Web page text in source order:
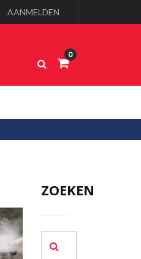
AANMELDEN
ZOEKEN